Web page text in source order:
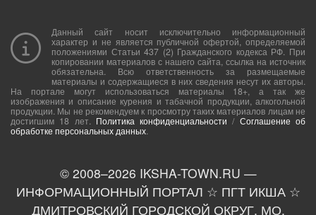
Данный сайт носит исключительно информационный
характер и не является публичной офертой, определяемой
положениями Статьи 437 (2) Гражданского кодекса РФ. При
копировании материалов с нашего сайта, ссылка на источник
обязательна. Всю ответственность за размещаемые
материалы и содержащиеся в них сведения несут их авторы.
На портале могут использоваться материалы 18+, а так же
изображения и описание курения и табачной продукции, алкогольной
продукции. Мы не рекомендуем к просмотру таких материалов лицам не
достигшим 18 лет. Политика конфиденциальности / Соглашение об
обработке персональных данных.
© 2008–2026 IKSHA-TOWN.RU —
ИНФОРМАЦИОННЫЙ ПОРТАЛ ☆ ПГТ ИКША ☆
ДМИТРОВСКИЙ ГОРОДСКОЙ ОКРУГ, МО,